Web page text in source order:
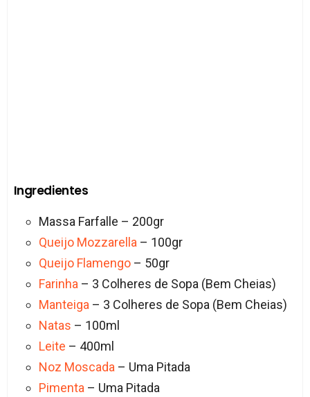
Ingredientes
Massa Farfalle – 200gr
Queijo Mozzarella– 100gr
Queijo Flamengo– 50gr
Farinha– 3 Colheres de Sopa (Bem Cheias)
Manteiga– 3 Colheres de Sopa (Bem Cheias)
Natas – 100ml
Leite – 400ml
Noz Moscada– Uma Pitada
Pimenta– Uma Pitada